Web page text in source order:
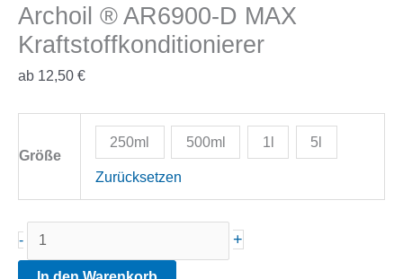
Archoil ® AR6900-D MAX
Kraftstoffkonditionierer
ab 12,50 €
Größe
250ml 500ml 1l 5l
Zurücksetzen
-
Archoil
®
+